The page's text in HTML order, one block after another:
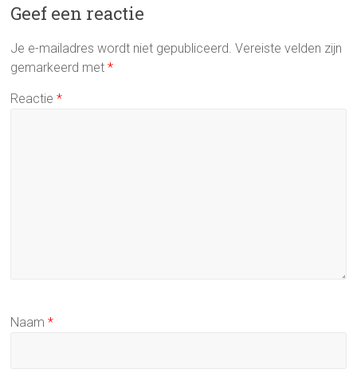
Geef een reactie
Je e-mailadres wordt niet gepubliceerd. Vereiste velden zijn
gemarkeerd met*
Reactie*
Naam*